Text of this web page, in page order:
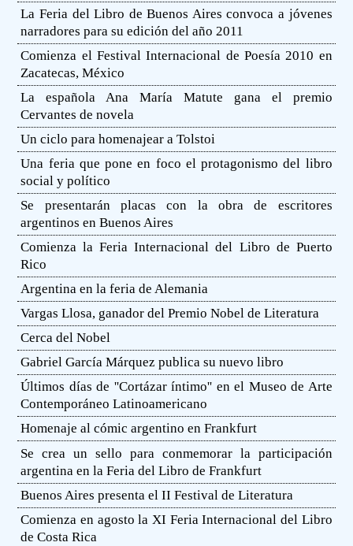
La Feria del Libro de Buenos Aires convoca a jóvenes
narradores para su edición del año 2011
Comienza el Festival Internacional de Poesía 2010 en
Zacatecas, México
La española Ana María Matute gana el premio
Cervantes de novela
Un ciclo para homenajear a Tolstoi
Una feria que pone en foco el protagonismo del libro
social y político
Se presentarán placas con la obra de escritores
argentinos en Buenos Aires
Comienza la Feria Internacional del Libro de Puerto
Rico
Argentina en la feria de Alemania
Vargas Llosa, ganador del Premio Nobel de Literatura
Cerca del Nobel
Gabriel García Márquez publica su nuevo libro
Últimos días de ''Cortázar íntimo'' en el Museo de Arte
Contemporáneo Latinoamericano
Homenaje al cómic argentino en Frankfurt
Se crea un sello para conmemorar la participación
argentina en la Feria del Libro de Frankfurt
Buenos Aires presenta el II Festival de Literatura
Comienza en agosto la XI Feria Internacional del Libro
de Costa Rica